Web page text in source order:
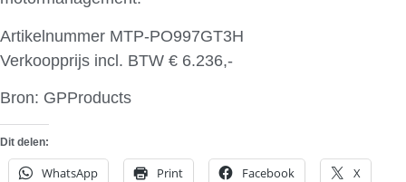
Artikelnummer MTP-PO997GT3H
Verkoopprijs incl. BTW € 6.236,-
Bron: GPProducts
Dit delen:
WhatsApp Print Facebook X